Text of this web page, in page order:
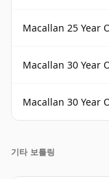
Macallan 25 Year
Macallan 30 Year
Macallan 30 Year
기타 보틀링